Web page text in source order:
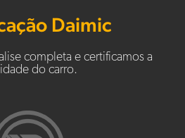
Daimic
completa e certificamos a
do carro.